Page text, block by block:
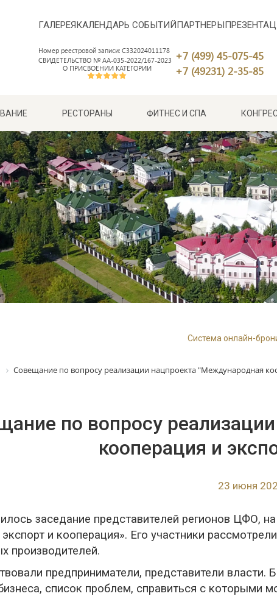
ГАЛЕРЕЯКАЛЕНДАРЬ СОБЫТИЙПАРТНЕРЫ
Номер реестровой записи: С332024011178
СВИДЕТЕЛЬСТВО № АА-035-2022/167-2023
О ПРИСВОЕНИИ КАТЕГОРИИ
+7 (499) 45-075-45
+7 (49231) 2-35-85
РЕСТОРАНЫ ФИТНЕС И СПА
Система онлайн-
Совещание по вопросу реализации нацпроекта "Международная
по вопросу
кооперация и
23 июня
заседание представителей регионов ЦФО,
и кооперация». Его участники
производителей.
предприниматели, представители
список проблем, справиться с